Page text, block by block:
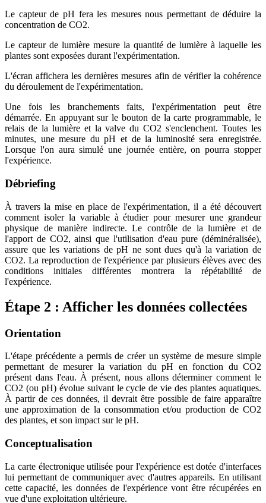
Le capteur de pH fera les mesures nous permettant de déduire la
concentration de CO2.
Le capteur de lumière mesure la quantité de lumière à laquelle les
plantes sont exposées durant l'expérimentation.
L'écran affichera les dernières mesures afin de vérifier la cohérence
du déroulement de l'expérimentation.
Une fois les branchements faits, l'expérimentation peut être
démarrée. En appuyant sur le bouton de la carte programmable, le
relais de la lumière et la valve du CO2 s'enclenchent. Toutes les
minutes, une mesure du pH et de la luminosité sera enregistrée.
Lorsque l'on aura simulé une journée entière, on pourra stopper
l'expérience.
Débriefing
À travers la mise en place de l'expérimentation, il a été découvert
comment isoler la variable à étudier pour mesurer une grandeur
physique de manière indirecte. Le contrôle de la lumière et de
l'apport de CO2, ainsi que l'utilisation d'eau pure (déminéralisée),
assure que les variations de pH ne sont dues qu'à la variation de
CO2. La reproduction de l'expérience par plusieurs élèves avec des
conditions initiales différentes montrera la répétabilité de
l'expérience.
Étape 2 : Afficher les données collectées
Orientation
L'étape précédente a permis de créer un système de mesure simple
permettant de mesurer la variation du pH en fonction du CO2
présent dans l'eau. À présent, nous allons déterminer comment le
CO2 (ou pH) évolue suivant le cycle de vie des plantes aquatiques.
À partir de ces données, il devrait être possible de faire apparaître
une approximation de la consommation et/ou production de CO2
des plantes, et son impact sur le pH.
Conceptualisation
La carte électronique utilisée pour l'expérience est dotée d'interfaces
lui permettant de communiquer avec d'autres appareils. En utilisant
cette capacité, les données de l'expérience vont être récupérées en
vue d'une exploitation ultérieure.